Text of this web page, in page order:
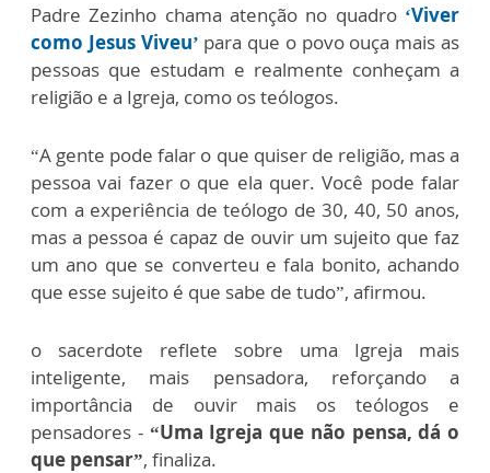
Padre Zezinho chama atenção no quadro ‘Viver
como Jesus Viveu’ para que o povo ouça mais as
pessoas que estudam e realmente conheçam a
religião e a Igreja, como os teólogos.
“A gente pode falar o que quiser de religião, mas a
pessoa vai fazer o que ela quer. Você pode falar
com a experiência de teólogo de 30, 40, 50 anos,
mas a pessoa é capaz de ouvir um sujeito que faz
um ano que se converteu e fala bonito, achando
que esse sujeito é que sabe de tudo”, afirmou.
o sacerdote reflete sobre uma Igreja mais
inteligente, mais pensadora, reforçando a
importância de ouvir mais os teólogos e
pensadores - “Uma Igreja que não pensa, dá o
que pensar”, finaliza.